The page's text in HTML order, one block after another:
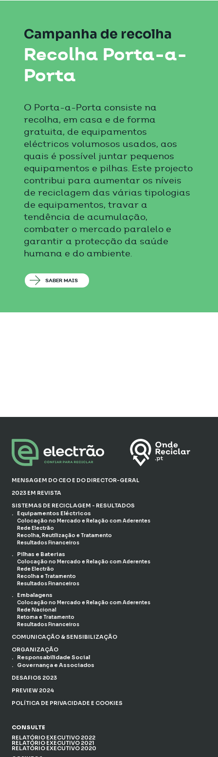
Campanha de recolha
Recolha Porta-a-
Porta
O Porta-a-Porta consiste na
recolha, em casa e de forma
gratuita, de equipamentos
eléctricos volumosos usados, aos
quais é possível juntar pequenos
equipamentos e pilhas. Este projecto
contribui para aumentar os níveis
de reciclagem das várias tipologias
de equipamentos, travar a
tendência de acumulação,
combater o mercado paralelo e
garantir a protecção da saúde
humana e do ambiente.
SABER MAIS
MENSAGEM DO CEO E DO DIRECTOR-GERAL
2023 EM REVISTA
SISTEMAS DE RECICLAGEM - RESULTADOS
Equipamentos Eléctricos
Colocação no Mercado e Relação com Aderentes
Rede Electrão
Recolha, Reutilização e Tratamento
Resultados Financeiros
Pilhas e Baterias
Colocação no Mercado e Relação com Aderentes
Rede Electrão
Recolha e Tratamento
Resultados Financeiros
Embalagens
Colocação no Mercado e Relação com Aderentes
Rede Nacional
Retoma e Tratamento
Resultados Financeiros
COMUNICAÇÃO & SENSIBILIZAÇÃO
ORGANIZAÇÃO
Responsabilidade Social
Governança e Associados
DESAFIOS 2023
PREVIEW 2024
POLÍTICA DE PRIVACIDADE E COOKIES
CONSULTE
RELATÓRIO EXECUTIVO 2022
RELATÓRIO EXECUTIVO 2021
RELATÓRIO EXECUTIVO 2020